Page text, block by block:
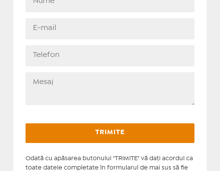
Odată cu apăsarea butonului "TRIMITE" vă daţi acordul ca
toate datele completate în formularul de mai sus să fie